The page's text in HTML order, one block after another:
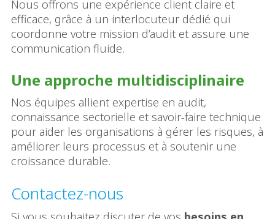
Nous offrons une expérience client claire et
efficace, grâce à un interlocuteur dédié qui
coordonne votre mission d’audit et assure une
communication fluide.
Une approche multidisciplinaire
Nos équipes allient expertise en audit,
connaissance sectorielle et savoir-faire technique
pour aider les organisations à gérer les risques, à
améliorer leurs processus et à soutenir une
croissance durable.
Contactez-nous